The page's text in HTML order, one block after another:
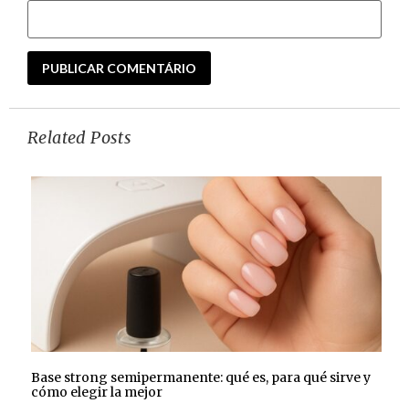
Related Posts
Base strong semipermanente: qué es, para qué sirve y
cómo elegir la mejor